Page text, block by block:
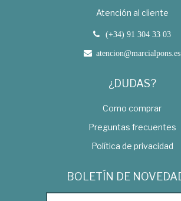
Atención al cliente
(+34) 91 304 33 03
atencion@marcialpons.es
¿DUDAS?
Como comprar
Preguntas frecuentes
Política de privacidad
BOLETÍN DE